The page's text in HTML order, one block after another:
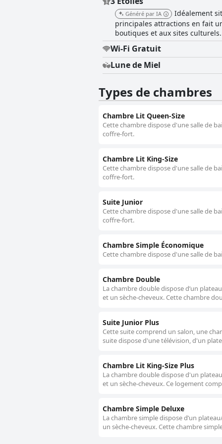
options de restauration et le
à la recherche d'un séjour
Généré par IA
Idéalement
principales attractions en fait
boutiques et aux sites culturels.
Wi-Fi Gratuit
Lune de Miel
Types de chambres
Chambre Lit Queen-Size
Cette chambre dispose d'une salle de
coffre-fort.
Chambre Lit King-Size
Cette chambre dispose d'une salle de
coffre-fort.
Suite Junior
Cette chambre dispose d'une salle de
coffre-fort.
Chambre Simple Économique
Cette chambre dispose d'une salle de
Chambre Double
La chambre double dispose d’un
et un sèche-cheveux. Cette chambre
Suite Junior Plus
Cette suite comprend un salon, une
suite dispose d'une télévision, d'un
Chambre Lit King-Size Plus
La chambre double dispose d'un
et un sèche-cheveux. Ce logement
Chambre Simple Deluxe
La chambre simple dispose d’un
un sèche-cheveux. Cette chambre